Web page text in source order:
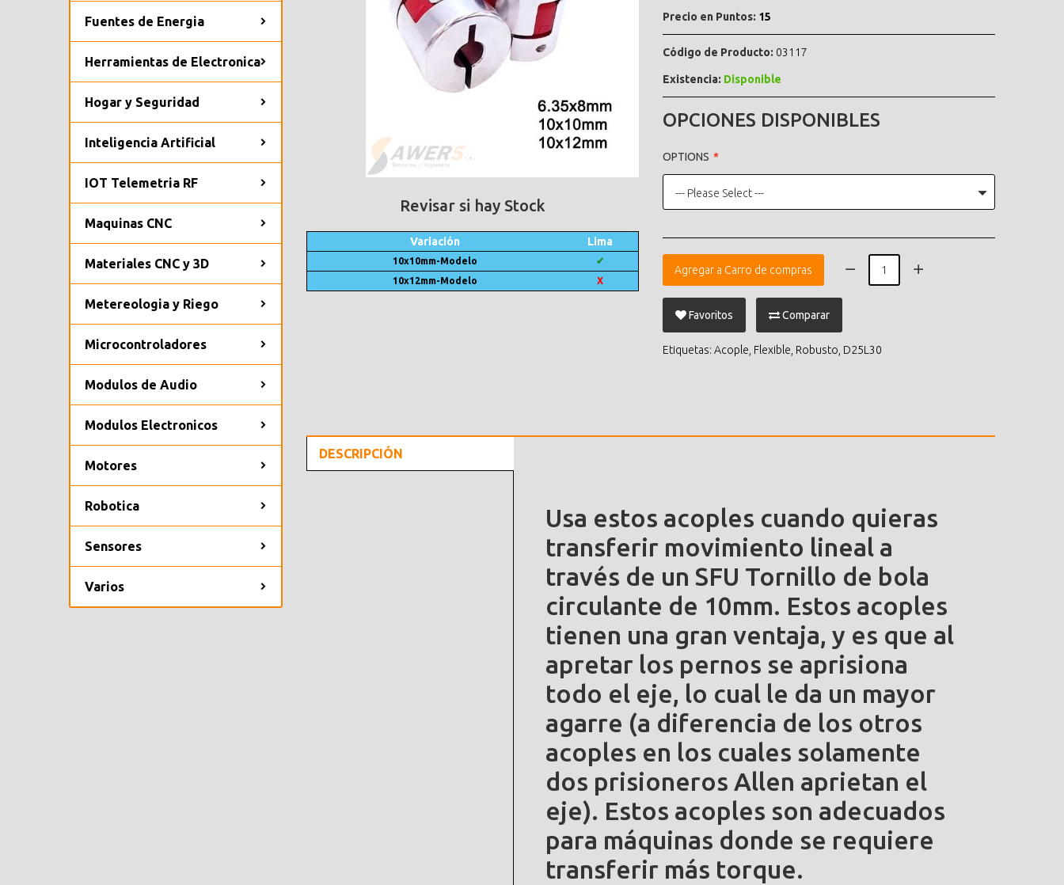
Fuentes de Energia
Herramientas de Electronica
Hogar y Seguridad
Inteligencia Artificial
IOT Telemetria RF
Maquinas CNC
Materiales CNC y 3D
Metereologia y Riego
Microcontroladores
Modulos de Audio
Modulos Electronicos
Motores
Robotica
Sensores
Varios
Revisar si hay Stock
Variación Lima
10x10mm-Modelo
✔
10x12mm-Modelo
X
Precio en Puntos: 15
Código de Producto: 03117
Existencia: Disponible
OPCIONES DISPONIBLES
OPTIONS
--- Please Select ---
Agregar a Carro de compras
Favoritos Comparar
Etiquetas: Acople Flexible Robusto D25L30
DESCRIPCIÓN
Usa estos acoples cuando quieras
transferir movimiento lineal a
través de un SFU Tornillo de bola
circulante de 10mm. Estos acoples
tienen una gran ventaja, y es que al
apretar los pernos se aprisiona
todo el eje, lo cual le da un mayor
agarre (a diferencia de los otros
acoples en los cuales solamente
dos prisioneros Allen aprietan el
eje). Estos acoples son adecuados
para máquinas donde se requiere
transferir más torque.